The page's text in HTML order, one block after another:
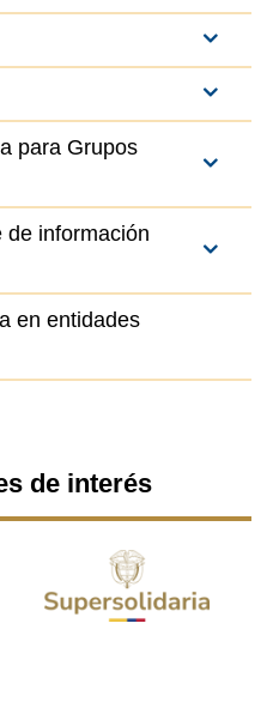
para Grupos
de información
en entidades
de interés